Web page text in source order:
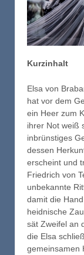
Kurzinhalt
Elsa von
hat vor dem
ein Heer zum
ihrer Not weiß
inbrünstiges
dessen
erscheint und
Friedrich von
unbekannte
damit die
heidnische
sät Zweifel an
die Elsa
gemeinsamen